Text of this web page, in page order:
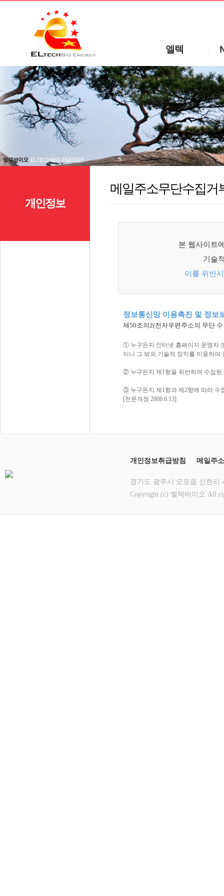
엘텍
개인정보
메일주소무단수집거
본 웹사이트
기술
이를 위반
정보통신망 이용촉진 및 정보
제50조의2(전자우편주소의 무단
① 누구든지 인터넷 홈페이지 운영자
이나 그 밖의 기술적 장치를 이용하
② 누구든지 제1항을 위반하여 수집된
③ 누구든지 제1항과 제2항에 따라 수
[전문개정 2008.6.13]
개인정보취급방침 메일주
경기도 광주시 오포읍 신현
Copyright (c) 엘텍바이오 All